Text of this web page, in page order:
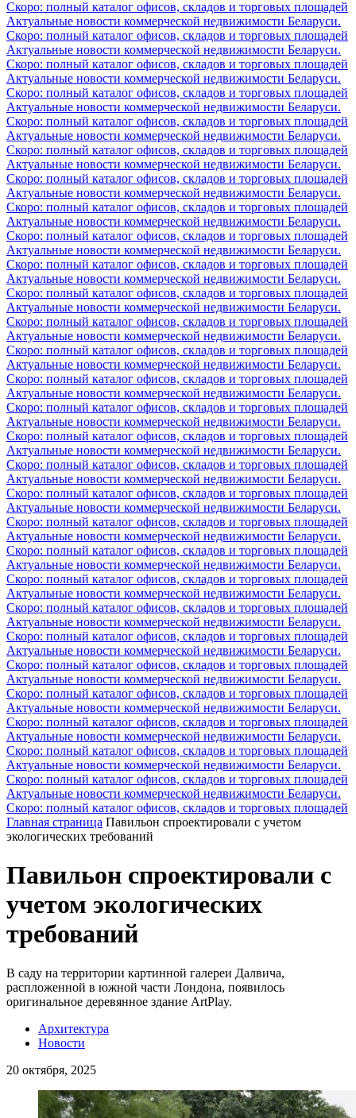
Скоро: полный каталог офисов, складов и торговых площадей
Актуальные новости коммерческой недвижимости Беларуси.
Скоро: полный каталог офисов, складов и торговых площадей
Актуальные новости коммерческой недвижимости Беларуси.
Скоро: полный каталог офисов, складов и торговых площадей
Актуальные новости коммерческой недвижимости Беларуси.
Скоро: полный каталог офисов, складов и торговых площадей
Актуальные новости коммерческой недвижимости Беларуси.
Скоро: полный каталог офисов, складов и торговых площадей
Актуальные новости коммерческой недвижимости Беларуси.
Скоро: полный каталог офисов, складов и торговых площадей
Актуальные новости коммерческой недвижимости Беларуси.
Скоро: полный каталог офисов, складов и торговых площадей
Актуальные новости коммерческой недвижимости Беларуси.
Скоро: полный каталог офисов, складов и торговых площадей
Актуальные новости коммерческой недвижимости Беларуси.
Скоро: полный каталог офисов, складов и торговых площадей
Актуальные новости коммерческой недвижимости Беларуси.
Скоро: полный каталог офисов, складов и торговых площадей
Актуальные новости коммерческой недвижимости Беларуси.
Скоро: полный каталог офисов, складов и торговых площадей
Актуальные новости коммерческой недвижимости Беларуси.
Скоро: полный каталог офисов, складов и торговых площадей
Актуальные новости коммерческой недвижимости Беларуси.
Скоро: полный каталог офисов, складов и торговых площадей
Актуальные новости коммерческой недвижимости Беларуси.
Скоро: полный каталог офисов, складов и торговых площадей
Актуальные новости коммерческой недвижимости Беларуси.
Скоро: полный каталог офисов, складов и торговых площадей
Актуальные новости коммерческой недвижимости Беларуси.
Скоро: полный каталог офисов, складов и торговых площадей
Актуальные новости коммерческой недвижимости Беларуси.
Скоро: полный каталог офисов, складов и торговых площадей
Актуальные новости коммерческой недвижимости Беларуси.
Скоро: полный каталог офисов, складов и торговых площадей
Актуальные новости коммерческой недвижимости Беларуси.
Скоро: полный каталог офисов, складов и торговых площадей
Актуальные новости коммерческой недвижимости Беларуси.
Скоро: полный каталог офисов, складов и торговых площадей
Актуальные новости коммерческой недвижимости Беларуси.
Скоро: полный каталог офисов, складов и торговых площадей
Актуальные новости коммерческой недвижимости Беларуси.
Скоро: полный каталог офисов, складов и торговых площадей
Актуальные новости коммерческой недвижимости Беларуси.
Скоро: полный каталог офисов, складов и торговых площадей
Актуальные новости коммерческой недвижимости Беларуси.
Скоро: полный каталог офисов, складов и торговых площадей
Актуальные новости коммерческой недвижимости Беларуси.
Скоро: полный каталог офисов, складов и торговых площадей
Актуальные новости коммерческой недвижимости Беларуси.
Скоро: полный каталог офисов, складов и торговых площадей
Актуальные новости коммерческой недвижимости Беларуси.
Скоро: полный каталог офисов, складов и торговых площадей
Актуальные новости коммерческой недвижимости Беларуси.
Скоро: полный каталог офисов, складов и торговых площадей
Актуальные новости коммерческой недвижимости Беларуси.
Скоро: полный каталог офисов, складов и торговых площадей
Главная страница Павильон спроектировали с учетом
экологических требований
Павильон спроектировали с
учетом экологических
требований
В саду на территории картинной галереи Далвича,
распложенной в южной части Лондона, появилось
оригинальное деревянное здание ArtPlay.
Архитектура
Новости
20 октября, 2025